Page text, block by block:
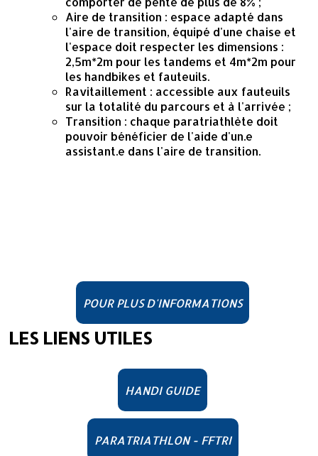
Aire de transition : espace adapté dans
l'aire de transition, équipé d'une chaise et
l'espace doit respecter les dimensions :
2,5m*2m pour les tandems et 4m*2m pour
les handbikes et fauteuils.
Ravitaillement : accessible aux fauteuils
sur la totalité du parcours et à l'arrivée ;
Transition : chaque paratriathlète doit
pouvoir bénéficier de l'aide d'un.e
assistant.e dans l'aire de transition.
POUR PLUS D'INFORMATIONS
LES LIENS UTILES
HANDI GUIDE
PARATRIATHLON - FFTRI